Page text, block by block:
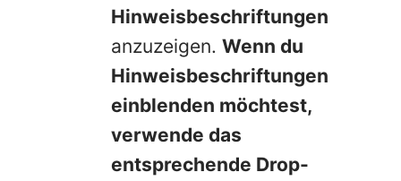
Hinweisbeschriftungen
anzuzeigen. Wenn du
Hinweisbeschriftungen
einblenden möchtest,
verwende das
entsprechende Drop-